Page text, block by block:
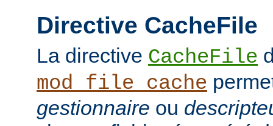
Directive CacheFile
La directive CacheFile
mod_file_cache
gestionnaire ou